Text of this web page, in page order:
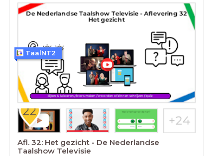
Afl. 32: Het gezicht - De Nederlandse
Taalshow Televisie
TaalNT2